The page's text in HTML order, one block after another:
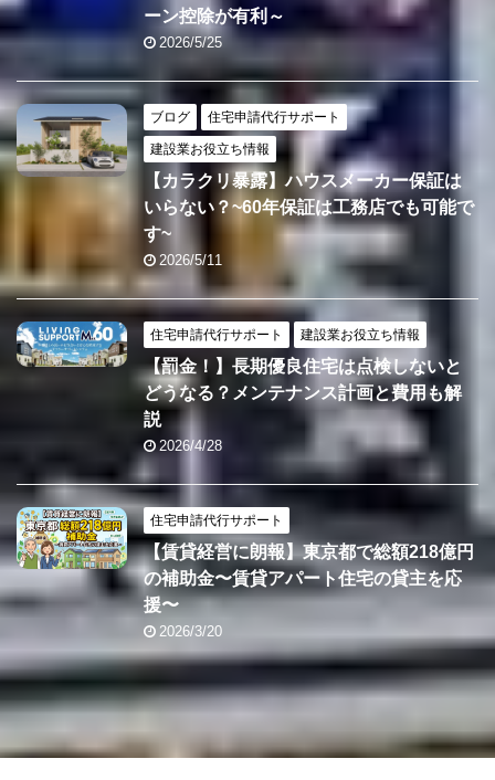
ーン控除が有利～
2026/5/25
ブログ 住宅申請代行サポート
建設業お役立ち情報
【カラクリ暴露】ハウスメーカー保証は
いらない？~60年保証は工務店でも可能で
す~
2026/5/11
住宅申請代行サポート 建設業お役立ち情報
【罰金！】長期優良住宅は点検しないと
どうなる？メンテナンス計画と費用も解
説
2026/4/28
住宅申請代行サポート
【賃貸経営に朗報】東京都で総額218億円
の補助金〜賃貸アパート住宅の貸主を応
援〜
2026/3/20